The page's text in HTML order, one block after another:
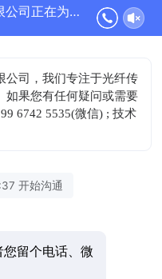
杭州飞畅科技有限公司正在为您服务
公司，我们专注于光纤传
如果您有任何疑问或需要
6742 5535(微信) ; 技术
开始沟通
留个电话、微